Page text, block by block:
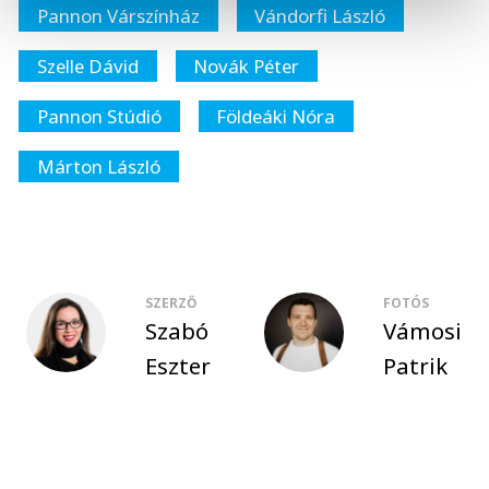
Pannon Várszínház
Vándorfi László
Szelle Dávid
Novák Péter
Pannon Stúdió
Földeáki Nóra
Márton László
SZERZŐ
Szabó
Eszter
FOTÓS
Vámosi
Patrik